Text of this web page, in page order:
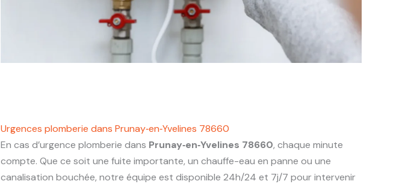
Urgences plomberie dans Prunay‑en‑Yvelines 78660
En cas d’urgence plomberie dans Prunay‑en‑Yvelines 78660, chaque minute
compte. Que ce soit une fuite importante, un chauffe-eau en panne ou une
canalisation bouchée, notre équipe est disponible 24h/24 et 7j/7 pour intervenir